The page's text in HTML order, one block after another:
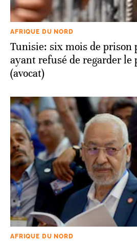
AFRIQUE DU NORD
Tunisie: six mois de prison
ayant refusé de regarder le
(avocat)
AFRIQUE DU NORD